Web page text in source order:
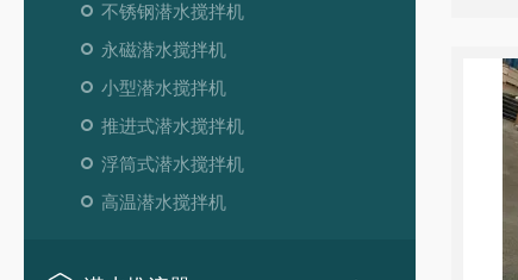
不锈钢潜水搅拌机
永磁潜水搅拌机
小型潜水搅拌机
推进式潜水搅拌机
浮筒式潜水搅拌机
高温潜水搅拌机